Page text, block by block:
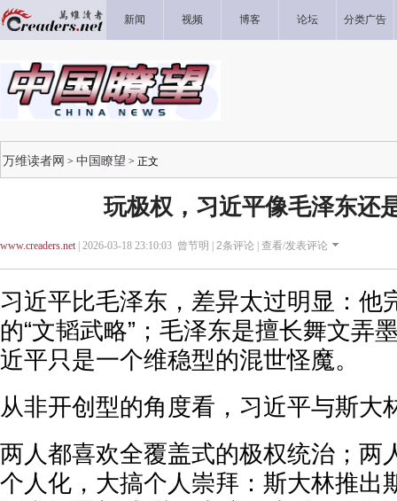
新闻 视频 博客 论坛 分类广告
万维读者网 > 中国瞭望 > 正文
玩极权，习近平像毛泽东还
www.creaders.net| 2026-03-18 23:10:03 曾节明 | 2条评论 | 查看/发表评论
习近平比毛泽东，差异太过明显：他
的“文韬武略”；毛泽东是擅长舞文弄
近平只是一个维稳型的混世怪魔。
从非开创型的角度看，习近平与斯大
两人都喜欢全覆盖式的极权统治；两
个人化，大搞个人崇拜：斯大林推出